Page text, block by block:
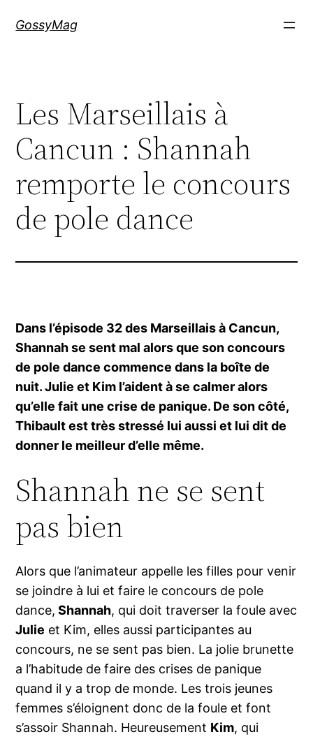
GossyMag
Les Marseillais à
Cancun : Shannah
remporte le concours
de pole dance
Dans l’épisode 32 des Marseillais à Cancun,
Shannah se sent mal alors que son concours
de pole dance commence dans la boîte de
nuit. Julie et Kim l’aident à se calmer alors
qu’elle fait une crise de panique. De son côté,
Thibault est très stressé lui aussi et lui dit de
donner le meilleur d’elle même.
Shannah ne se sent
pas bien
Alors que l’animateur appelle les filles pour venir
se joindre à lui et faire le concours de pole
dance, Shannah, qui doit traverser la foule avec
Julie et Kim, elles aussi participantes au
concours, ne se sent pas bien. La jolie brunette
a l’habitude de faire des crises de panique
quand il y a trop de monde. Les trois jeunes
femmes s’éloignent donc de la foule et font
s’assoir Shannah. Heureusement Kim, qui